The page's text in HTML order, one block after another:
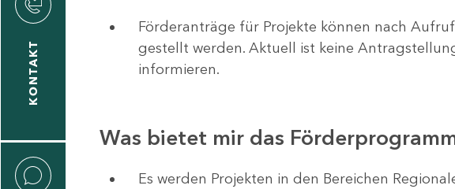
KONTAKT
Förderanträge für Projekte können nach
gestellt werden. Aktuell ist keine
informieren.
Was bietet mir das
Es werden Projekten in den Bereichen